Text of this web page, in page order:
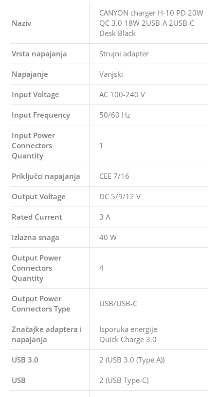
Naziv
CANYON charger H-10 PD 20W
QC 3.0 18W 2USB-A 2USB-C
Desk Black
Vrsta napajanja Strujni adapter
Napajanje Vanjski
Input Voltage AC 100-240 V
Input Frequency 50/60 Hz
Input Power
Connectors
Quantity
1
Priključci napajanja CEE 7/16
Output Voltage DC 5/9/12 V
Rated Current 3 A
Izlazna snaga 40 W
Output Power
Connectors
Quantity
4
Output Power
Connectors Type
USB/USB-C
Značajke adaptera i
napajanja
Isporuka energije
Quick Charge 3.0
USB 3.0 2 (USB 3.0 (Type A))
USB 2 (USB Type-C)